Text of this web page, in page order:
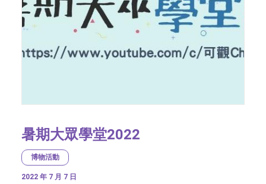
暑期大眾學堂2022
博物活動
2022 年 7 月 7 日